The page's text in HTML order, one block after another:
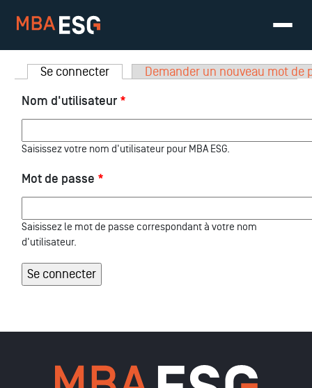
Onglets principaux
Se connecter (onglet actif)Demander un nouveau mot de
Nom d'utilisateur *
Saisissez votre nom d'utilisateur pour MBA ESG.
Mot de passe *
Saisissez le mot de passe correspondant à votre nom
d'utilisateur.